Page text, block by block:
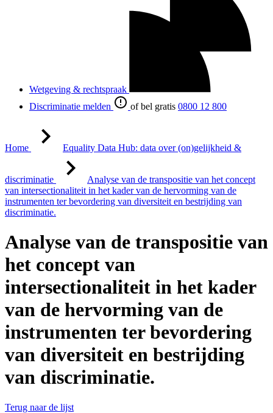
Wetgeving & rechtspraak
Discriminatie melden
of bel gratis 0800 12 800
Home Equality Data Hub: data over (on)gelijkheid &
discriminatie
Analyse van de transpositie van het concept
van intersectionaliteit in het kader van de hervorming van de
instrumenten ter bevordering van diversiteit en bestrijding van
discriminatie.
Analyse van de transpositie van
het concept van
intersectionaliteit in het kader
van de hervorming van de
instrumenten ter bevordering
van diversiteit en bestrijding
van discriminatie.
Terug naar de lijst